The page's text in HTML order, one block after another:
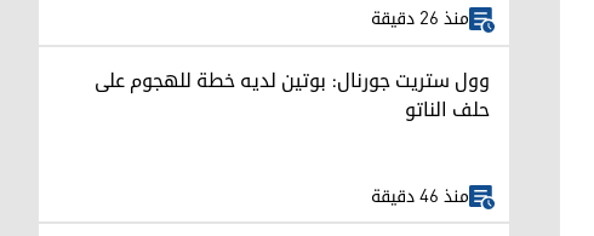
منذ 26 دقيقة
وول ستريت جورنال: بوتين لديه خطة للهجوم على
حلف الناتو
منذ 46 دقيقة